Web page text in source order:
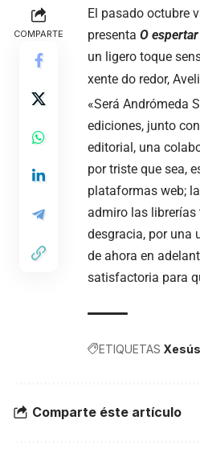
COMPARTE
El pasado octubre
presenta O
un ligero toque
xente do redor,
«Será Andrómeda
ediciones, junto
editorial, una
por triste que sea,
plataformas web;
admiro las librerías
desgracia, por una
de ahora en
satisfactoria para
ETIQUETAS
Comparte éste artículo